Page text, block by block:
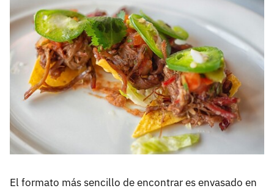
El formato más sencillo de encontrar es envasado en